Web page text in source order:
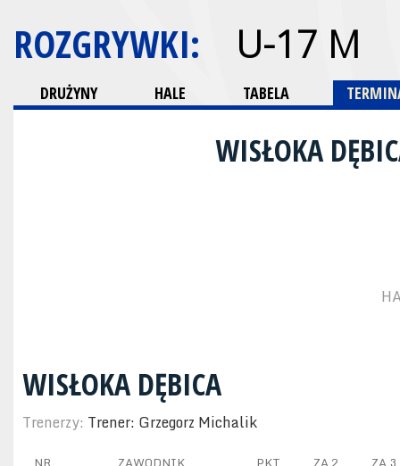
ROZGRYWKI: U-17 M
DRUŻYNY HALE TABELA
WISŁOKA
WISŁOKA DĘBICA
Trenerzy: Trener: Grzegorz Michalik